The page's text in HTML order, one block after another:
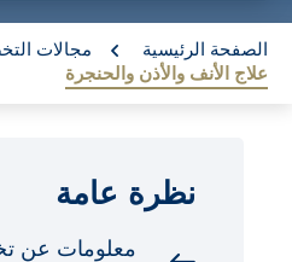
الصفحة الرئيسية
مجالات
علاج الأنف والأذن والحنجرة
نظرة عامة
معلومات عن